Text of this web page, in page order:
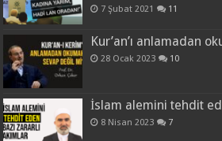
7 Şubat 2021 11
Kur’an’ı anlamadan
28 Ocak 2023 10
İslam alemini tehdit
8 Nisan 2023 7